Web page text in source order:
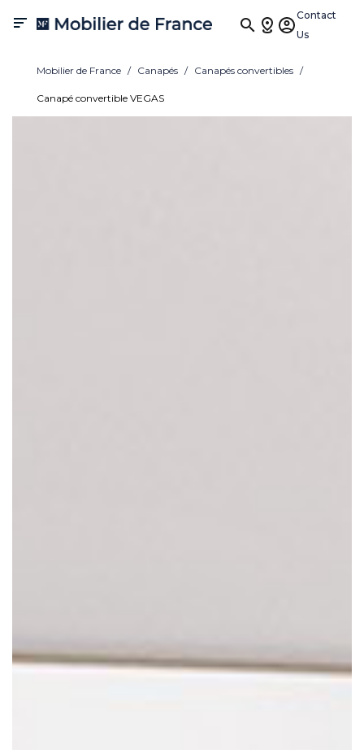

Contact
Us
Mobilier de France Canapés Canapés convertibles
Canapé convertible VEGAS